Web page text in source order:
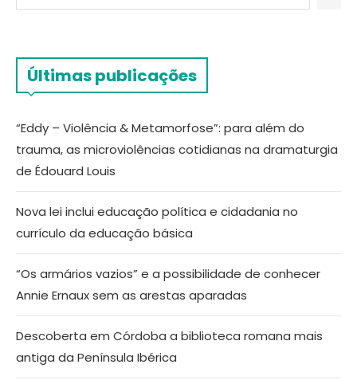
Últimas publicações
“Eddy – Violência & Metamorfose”: para além do
trauma, as microviolências cotidianas na dramaturgia
de Édouard Louis
Nova lei inclui educação política e cidadania no
currículo da educação básica
“Os armários vazios” e a possibilidade de conhecer
Annie Ernaux sem as arestas aparadas
Descoberta em Córdoba a biblioteca romana mais
antiga da Península Ibérica